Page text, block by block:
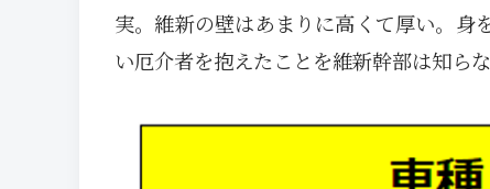
実。維新の壁はあまりに高くて厚い。身
い厄介者を抱えたことを維新幹部は知ら